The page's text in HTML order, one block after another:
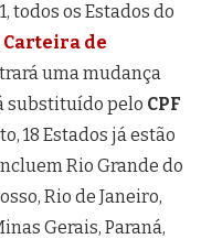
todos os Estados do
Carteira de
uma mudança
substituído pelo CPF
18 Estados já estão
Rio Grande do
Rio de Janeiro,
Gerais, Paraná,